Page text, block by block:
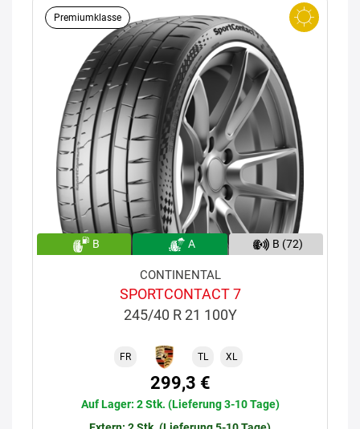
Premiumklasse
B A B (72)
CONTINENTAL
SPORTCONTACT 7
245/40 R 21 100Y
FR TL XL
299,3 €
Auf Lager: 2 Stk. (Lieferung 3-10 Tage)